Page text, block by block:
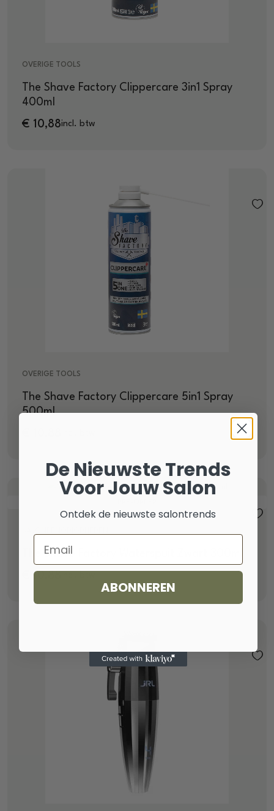
OVERIGE TOOLS
The Shave Factory Clippercare 3in1 Spray
400ml
€ 10,88incl. btw
OVERIGE TOOLS
The Shave Factory Clippercare 5in1 Spray
500ml
The Shave Factory Waterspuit Zwart 300ml
10,88
De Nieuwste Trends
Voor Jouw Salon
Ontdek de nieuwste salontrends
Email
ABONNEREN